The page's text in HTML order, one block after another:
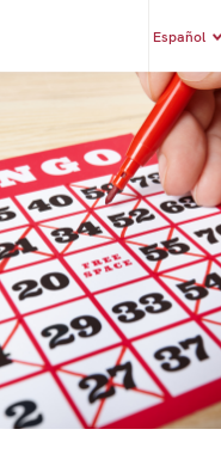
Español